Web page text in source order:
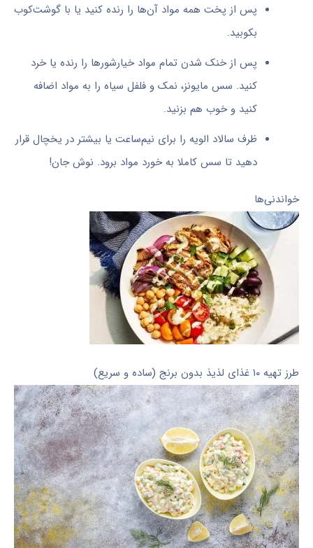
پس از پخت همه مواد آن‌ها را رنده کنید یا با گوشت‌کوب
بکوبید.
پس از خنک شدن تمام مواد خیارشورها را رنده یا خرد
کنید. سس مایونز، نمک و فلفل سیاه را به مواد اضافه
کنید و خوب هم بزنید.
ظرف سالاد الویه را برای نیم‌ساعت یا بیشتر در یخچال قرار
دهید تا سس کاملا به خورد مواد برود. نوش جان!
خواندنی‌ها
طرز تهیه ۱۰ غذای لذیذ بدون برنج (ساده و سریع)